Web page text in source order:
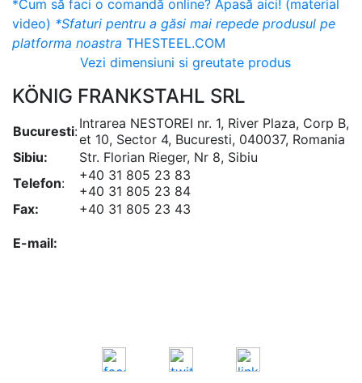
*Cum să faci o comandă online? Apasă aici! (material
video) *Sfaturi pentru a găsi mai repede produsul pe
platforma noastra THESTEEL.COM
Vezi dimensiuni si greutate produs
KÖNIG FRANKSTAHL SRL
Bucuresti:Intrarea NESTOREI nr. 1, River Plaza, Corp B,
et 10, Sector 4, Bucuresti, 040037, Romania
Sibiu:
Str. Florian Rieger, Nr 8, Sibiu
Telefon:
+40 31 805 23 83
+40 31 805 23 84
Fax:
+40 31 805 23 43
E-mail: